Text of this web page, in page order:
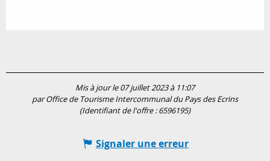
Mis à jour le 07 juillet 2023 à 11:07
par Office de Tourisme Intercommunal du Pays des Ecrins
(Identifiant de l'offre :6596195)
Signaler une erreur